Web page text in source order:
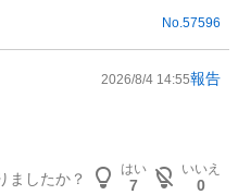
No. 57596
2026/8/4 14:55報告
ましたか？
はい
7
いいえ
0